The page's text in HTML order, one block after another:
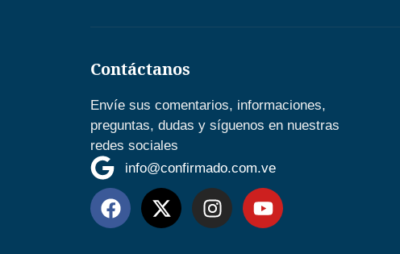
Contáctanos
Envíe sus comentarios, informaciones,
preguntas, dudas y síguenos en nuestras
redes sociales
info@confirmado.com.ve